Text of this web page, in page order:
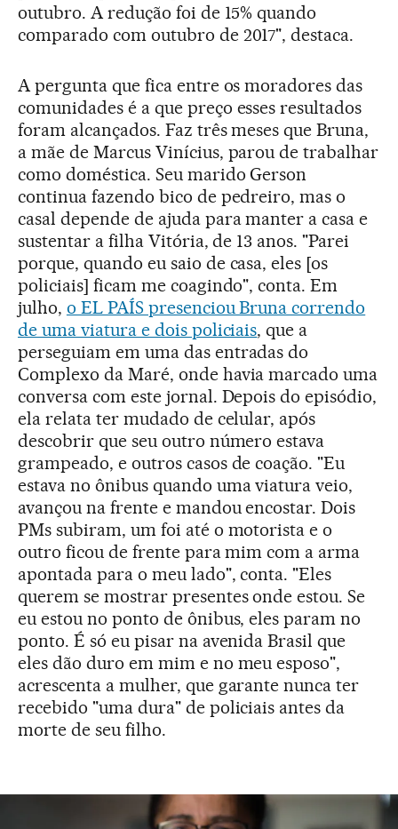
outubro. A redução foi de 15% quando
comparado com outubro de 2017", destaca.
A pergunta que fica entre os moradores das
comunidades é a que preço esses resultados
foram alcançados. Faz três meses que Bruna,
a mãe de Marcus Vinícius, parou de trabalhar
como doméstica. Seu marido Gerson
continua fazendo bico de pedreiro, mas o
casal depende de ajuda para manter a casa e
sustentar a filha Vitória, de 13 anos. "Parei
porque, quando eu saio de casa, eles [os
policiais] ficam me coagindo", conta. Em
julho, o EL PAÍS presenciou Bruna correndo
de uma viatura e dois policiais, que a
perseguiam em uma das entradas do
Complexo da Maré, onde havia marcado uma
conversa com este jornal. Depois do episódio,
ela relata ter mudado de celular, após
descobrir que seu outro número estava
grampeado, e outros casos de coação. "Eu
estava no ônibus quando uma viatura veio,
avançou na frente e mandou encostar. Dois
PMs subiram, um foi até o motorista e o
outro ficou de frente para mim com a arma
apontada para o meu lado", conta. "Eles
querem se mostrar presentes onde estou. Se
eu estou no ponto de ônibus, eles param no
ponto. É só eu pisar na avenida Brasil que
eles dão duro em mim e no meu esposo",
acrescenta a mulher, que garante nunca ter
recebido "uma dura" de policiais antes da
morte de seu filho.